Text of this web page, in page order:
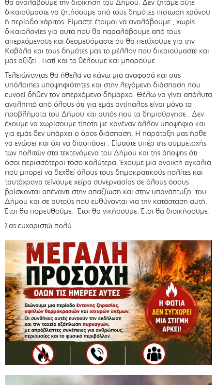
θα αναλάβουμε την διοίκηση του Δήμου. Δεν ζητάμε ούτε
δικαιούμαστε να ζητήσουμε από τους δημότες πίστωση χρόνου
ή περίοδο χάριτος. Είμαστε έτοιμοι να αναλάβουμε , χωρίς
δικαιολογίες για αυτά που θα παραλάβουμε από τους
απερχόμενους και δεσμευόμαστε ότι θα πετύχουμε για την
Καβάλα και τους δημότες μας το μέλλον που δικαιούμαστε και
μας αξίζει . Γιατί και το θέλουμε και μπορούμε .
Τελειώνοντας θα ήθελα να κάνω μια αναφορά και στις
υπόλοιπες υποψηφιότητες και στην λεγόμενη διάσπαση που
ευνοεί δήθεν τον απερχόμενο δήμαρχο. Θέλω να γίνει απόλυτα
αντιληπτό από όλους ότι για εμάς αντίπαλος είναι μόνο τα
προβλήματα του Δήμου και αυτός που τα δημιούργησε . Δεν
έχουμε να χωρίσουμε τίποτα με κανέναν άλλον υποψήφιο και
για εμάς δεν υπάρχει ο όρος διάσπαση. Η παράταξη μας ήρθε
να ενώσει και όχι να διασπάσει . Είμαστε υπέρ της συμμετοχής
των πολιτών στα τεκτενόμενα του Δήμου και της άποψης ότι
όσοι περισσότεροι τόσο καλύτερα. Έχουμε μια ανοιχτή αγκαλιά
που μπορεί να δεχθεί όλους τους δημοκρατικούς πολίτες και
ταυτόχρονα τείνουμε χείρα συνεργασίας σε όλους όσους
βρίσκονται απέναντι στην απαξίωση και στην υπανάπτυξη του
Δήμου και σε αυτούς που ευθύνονται για την κατάσταση αυτή.
Έτσι θα πορευθούμε. Έτσι θα νικήσουμε. Έτσι θα διοικήσουμε.
Σας ευχαριστώ πολύ.